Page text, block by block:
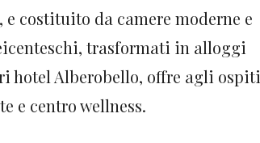
, e costituito da camere moderne e
trasformati in alloggi
hotel Alberobello, offre agli ospiti
e centro wellness.